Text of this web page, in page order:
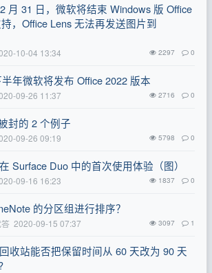
月 31 日，微软将结束 Windows 版 Office
，Office Lens 无法再发送图片到
10-04 13:34 2297 0
年微软将发布 Office 2022 版本
09-26 11:37 2716 0
封的 2 个例子
09-26 09:19 5798 0
Surface Duo 中的首次使用体验（图）
09-16 16:23 1837 0
的分区组进行排序？
2020-09-15 07:37 3097 1
收站能否把保留时间从 60 天改为 90 天